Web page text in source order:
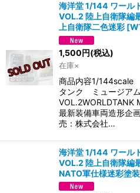
海洋堂 1/144 ワール
VOL.2 陸上自衛隊編
上自衛隊二色迷彩 [
1,500円(税込)
在庫×
商品内容1/144scale
タンク ミュージア
VOL.2WORLDTANK
最新装備車両造形企
売：株式会社…
海洋堂 1/144 ワール
VOL.2 陸上自衛隊編
NATO軍仕様迷彩塗装